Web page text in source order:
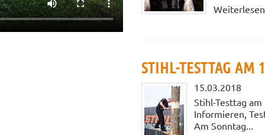
Weiterlesen
STIHL-TESTTAG
15.03.2018
Stihl-Testtag
Informieren,
Am Sonntag...